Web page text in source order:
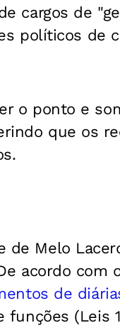
cargos de
políticos de
o ponto e
que os
Melo
acordo com
de
(Leis